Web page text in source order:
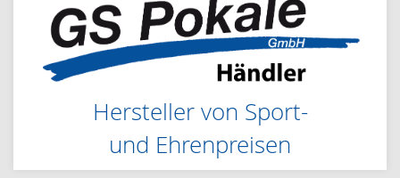
Hersteller von Sport-
und Ehrenpreisen